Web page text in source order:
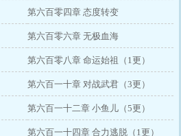
第六百零四章 态度转变
第六百零六章 无极血海
第六百零八章 命运始祖（1更）
第六百一十章 对战武君（3更）
第六百一十二章 小鱼儿（5更）
第六百一十四章 合力逃脱（1更）